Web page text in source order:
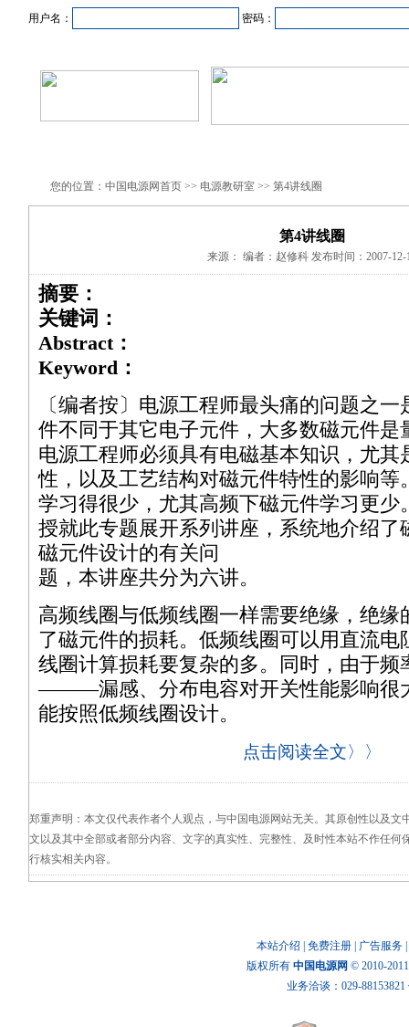
用户名： 密码：
您的位置：中国电源网首页 >> 电源教研室 >> 第4讲线圈
第4讲线圈
来源： 编者：赵修科 发布时间：2007-12-
摘要：
关键词：
Abstract：
Keyword：
〔编者按〕电源工程师最头痛的问题之
件不同于其它电子元件，大多数磁元件是
电源工程师必须具有电磁基本知识，尤其
性，以及工艺结构对磁元件特性的影响等
学习得很少，尤其高频下磁元件学习更少
授就此专题展开系列讲座，系统地介绍了
磁元件设计的有关问
题，本讲座共分为六讲。
高频线圈与低频线圈一样需要绝缘，绝缘
了磁元件的损耗。低频线圈可以用直流电
线圈计算损耗要复杂的多。同时，由于频
———漏感、分布电容对开关性能影响很
能按照低频线圈设计。
点击阅读全文〉〉
郑重声明：本文仅代表作者个人观点，与中国电源网站无关。其原创性以及文
文以及其中全部或者部分内容、文字的真实性、完整性、及时性本站不作任何
行核实相关内容。
本站介绍 免费注册 广告服务
版权所有 中国电源网 © 2010-
业务洽谈：029-